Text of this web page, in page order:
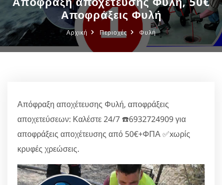
Αποφράξεις Φυλή
Αρχική Περιοχές Φυλή
Απόφραξη αποχέτευσης Φυλή, αποφράξεις
αποχετεύσεων: Καλέστε 24/7 ☎️6932724909 για
αποφράξεις αποχέτευσης από 50€+ΦΠΑ ✅xωρίς
κρυφές χρεώσεις.